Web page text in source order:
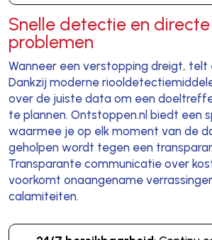
Snelle detectie en
problemen
Wanneer een verstopping dreigt, telt
Dankzij moderne
over de juiste data om een
te plannen. Ontstoppen.nl biedt een
waarmee je op elk moment van de
geholpen wordt tegen een
Transparante communicatie over
voorkomt onaangename
calamiteiten.